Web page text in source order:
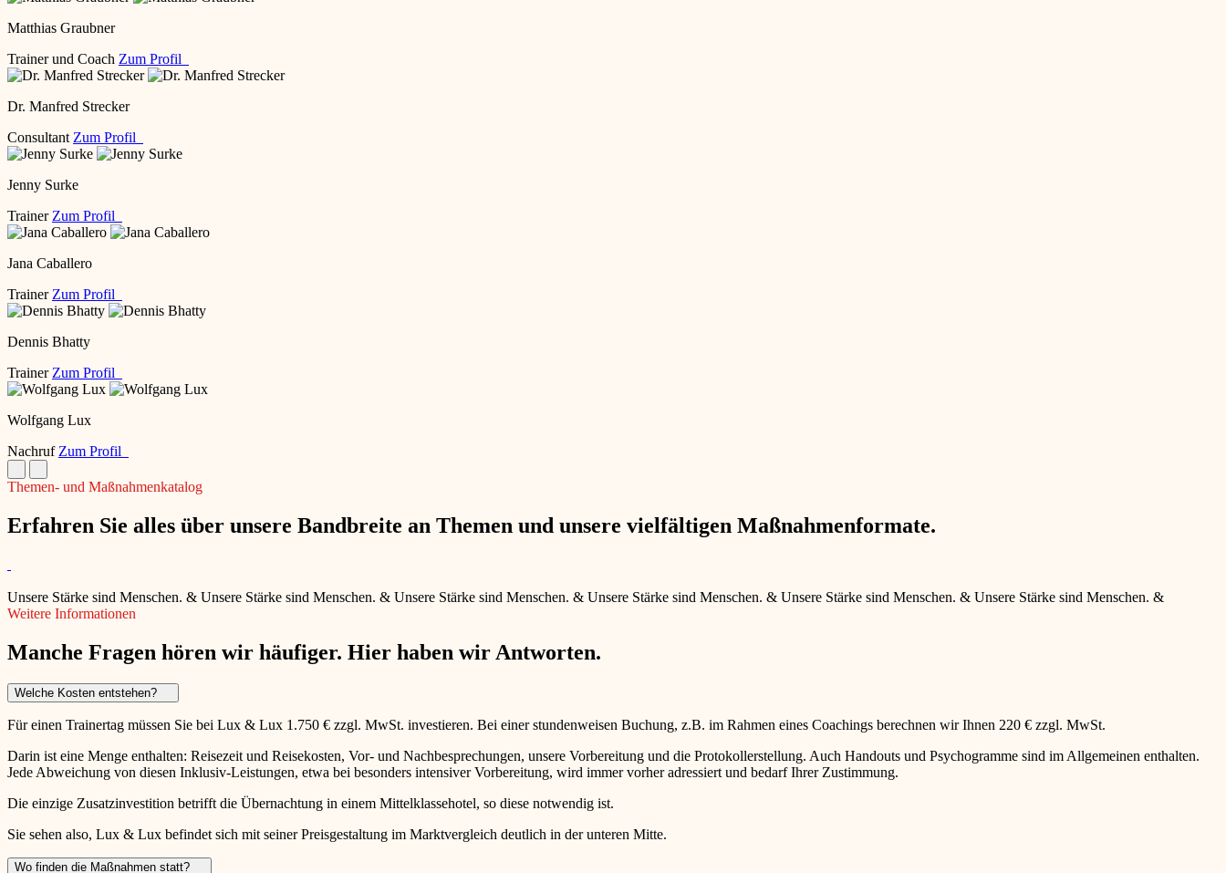
Matthias Graubner
Trainer und Coach Zum Profil
Dr. Manfred Strecker
Consultant Zum Profil
Jenny Surke
Trainer Zum Profil
Jana Caballero
Trainer Zum Profil
Dennis Bhatty
Trainer Zum Profil
Wolfgang Lux
Nachruf Zum Profil
Themen- und Maßnahmenkatalog
Erfahren Sie alles über unsere Bandbreite an Themen und unsere vielfältigen Maßnahmenformate.
Unsere Stärke sind Menschen. & Unsere Stärke sind Menschen. & Unsere Stärke sind Menschen. & Unsere Stärke sind Menschen. & Unsere Stärke sind Menschen. & Unsere Stärke sind Menschen. &
Weitere Informationen
Manche Fragen hören wir häufiger. Hier haben wir Antworten.
Welche Kosten entstehen?
Für einen Trainertag müssen Sie bei Lux & Lux 1.750 € zzgl. MwSt. investieren. Bei einer stundenweisen Buchung, z.B. im Rahmen eines Coachings berechnen wir Ihnen 220 € zzgl. MwSt.
Darin ist eine Menge enthalten: Reisezeit und Reisekosten, Vor- und Nachbesprechungen, unsere Vorbereitung und die Protokollerstellung. Auch Handouts und Psychogramme sind im Allgemeinen enthalten.
Jede Abweichung von diesen Inklusiv-Leistungen, etwa bei besonders intensiver Vorbereitung, wird immer vorher adressiert und bedarf Ihrer Zustimmung.
Die einzige Zusatzinvestition betrifft die Übernachtung in einem Mittelklassehotel, so diese notwendig ist.
Sie sehen also, Lux & Lux befindet sich mit seiner Preisgestaltung im Marktvergleich deutlich in der unteren Mitte.
Wo finden die Maßnahmen statt?